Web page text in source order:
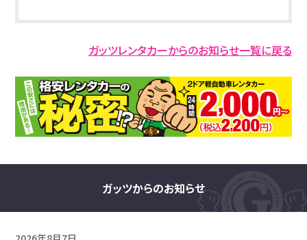
ガッツレンタカーからのお知らせ一覧に戻る
ガッツからのお知らせ